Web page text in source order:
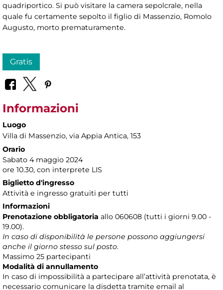
quadriportico. Si può visitare la camera sepolcrale, nella
quale fu certamente sepolto il figlio di Massenzio, Romolo
Augusto, morto prematuramente.
Gratis
Informazioni
Luogo
Villa di Massenzio, via Appia Antica, 153
Orario
Sabato 4 maggio 2024
ore 10.30, con interprete LIS
Biglietto d'ingresso
Attività e ingresso gratuiti per tutti
Informazioni
Prenotazione obbligatoria allo 060608 (tutti i giorni 9.00 -
19.00).
In caso di disponibilità le persone possono aggiungersi
anche il giorno stesso sul posto.
Massimo 25 partecipanti
Modalità di annullamento
In caso di impossibilità a partecipare all’attività prenotata, è
necessario comunicare la disdetta tramite email al